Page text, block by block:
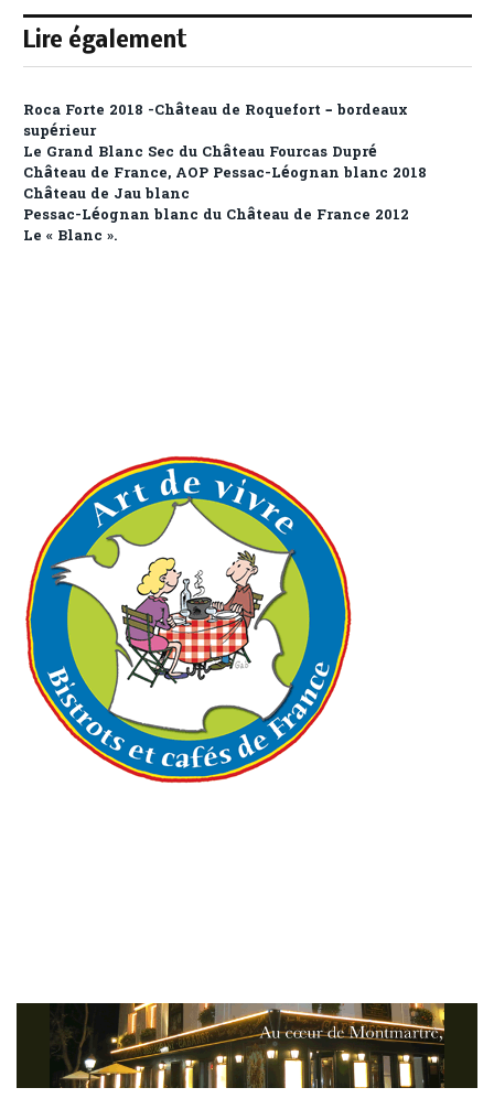
Lire également
Roca Forte 2018 -Château de Roquefort – bordeaux
supérieur
Le Grand Blanc Sec du Château Fourcas Dupré
Château de France, AOP Pessac-Léognan blanc 2018
Château de Jau blanc
Pessac-Léognan blanc du Château de France 2012
Le « Blanc ».